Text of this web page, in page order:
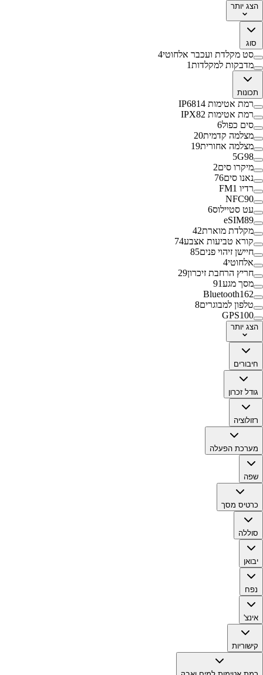
הצג יותר
סוג
סט מקלדת ועכבר אלחוטי4
מדבקות למקלדות1
תכונות
רמת אטימות IP68 14
רמת אטימות IPX8 2
סים כפול6
מצלמה קדמית20
מצלמה אחורית19
5G98
מיקרו סים2
נאנו סים76
רדיו FM 1
NFC90
עט סטיילוס6
eSIM89
מקלדת מוארת42
קורא טביעות אצבע74
חיישן זיהוי פנים85
אלחוטי4
חריץ הרחבת זיכרון29
מסך מגע91
Bluetooth162
טלפון למבוגרים8
GPS100
הצג יותר
חיבורים
גודל זכרון
רזולוציה
מערכת הפעלה
שפה
כרטיס מסך
סוללה
יבואן
נפח
אינצ'
קישוריות